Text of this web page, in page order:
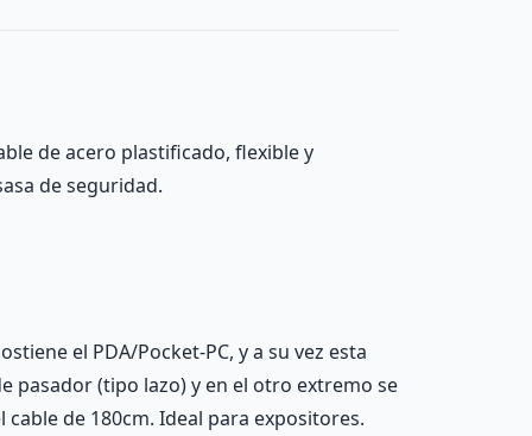
de acero plastificado, flexible y
de seguridad.
el PDA/Pocket-PC, y a su vez esta
pasador (tipo lazo) y en el otro extremo se
de 180cm. Ideal para expositores.